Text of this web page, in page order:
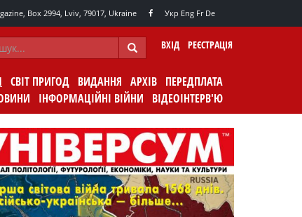
Box 2994, Lviv, 79017, Ukraine Укр Eng Fr De
ВХІД РЕЄСТРАЦІЯ
СВІТ ПРИГОД ВИДАННЯ АРХІВ ПЕРЕДПЛАТА
ІНФОРМАЦІЙНІ ВІЙНИ ВІДЕОІНТЕРВ'Ю